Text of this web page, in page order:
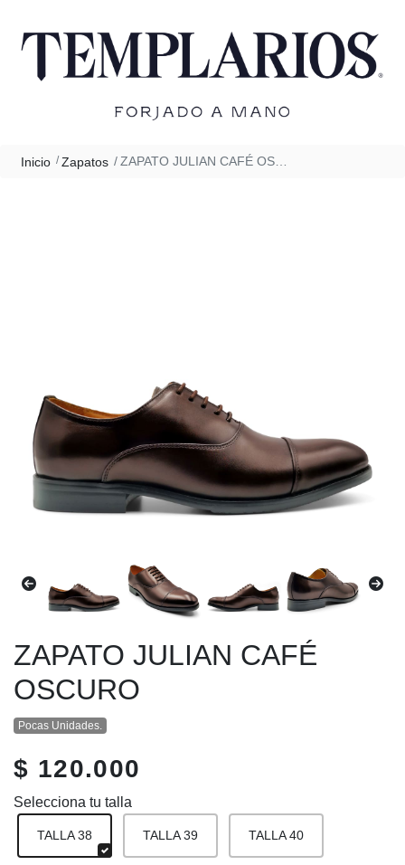
Inicio Zapatos ZAPATO JULIAN CAFÉ OSCURO
ZAPATO JULIAN CAFÉ
OSCURO
Pocas Unidades.
$ 120.000
Selecciona tu talla
TALLA 38 TALLA 39 TALLA 40